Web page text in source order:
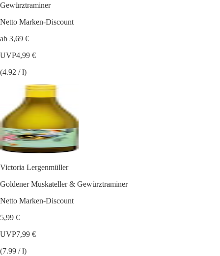
Gewürztraminer
Netto Marken-Discount
ab 3,69 €
UVP4,99 €
(4.92 / l)
Victoria Lergenmüller
Goldener Muskateller & Gewürztraminer
Netto Marken-Discount
5,99 €
UVP7,99 €
(7.99 / l)